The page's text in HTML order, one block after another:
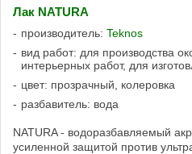
Лак NATURA
производитель: Teknos
вид работ: для производства
интерьерных работ, для
цвет: прозрачный, колеровка
разбавитель: вода
NATURA - водоразбавляемый
усиленной защитой против